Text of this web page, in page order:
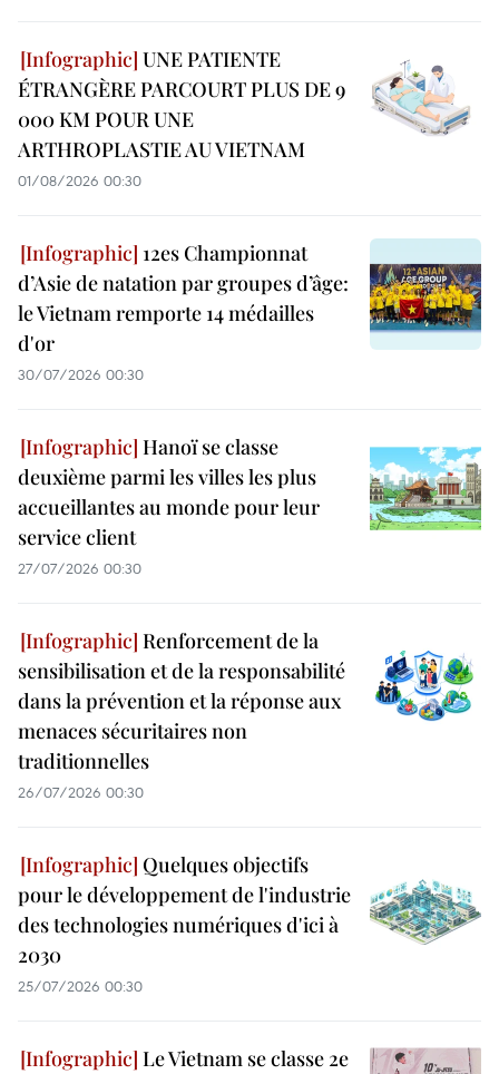
UNE PATIENTE
ÉTRANGÈRE PARCOURT PLUS DE 9
000 KM POUR UNE
ARTHROPLASTIE AU VIETNAM
01/08/2026 00:30
12es Championnat
d’Asie de natation par groupes d’âge:
le Vietnam remporte 14 médailles
d'or
30/07/2026 00:30
Hanoï se classe
deuxième parmi les villes les plus
accueillantes au monde pour leur
service client
27/07/2026 00:30
Renforcement de la
sensibilisation et de la responsabilité
dans la prévention et la réponse aux
menaces sécuritaires non
traditionnelles
26/07/2026 00:30
Quelques objectifs
pour le développement de l'industrie
des technologies numériques d'ici à
2030
25/07/2026 00:30
Le Vietnam se classe 2e